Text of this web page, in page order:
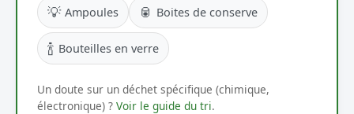
💡 Ampoules 🥫 Boites de conserve
🍾 Bouteilles en verre
Un doute sur un déchet spécifique (chimique,
électronique) ? Voir le guide du tri.